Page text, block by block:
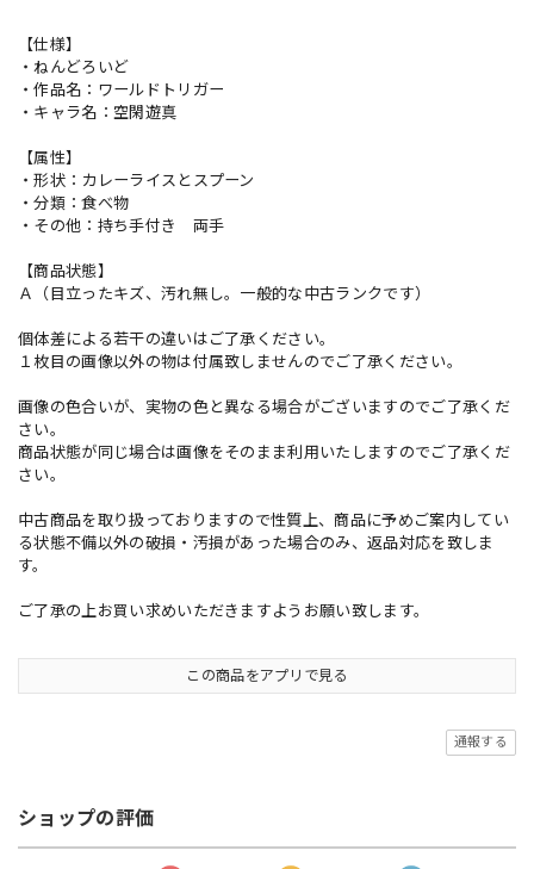
【仕様】
・ねんどろいど
・作品名：ワールドトリガー
・キャラ名：空閑遊真
【属性】
・形状：カレーライスとスプーン
・分類：食べ物
・その他：持ち手付き 両手
【商品状態】
Ａ（目立ったキズ、汚れ無し。一般的な中古ランクです）
個体差による若干の違いはご了承ください。
１枚目の画像以外の物は付属致しませんのでご了承ください。
画像の色合いが、実物の色と異なる場合がございますのでご了承くだ
さい。
商品状態が同じ場合は画像をそのまま利用いたしますのでご了承くだ
さい。
中古商品を取り扱っておりますので性質上、商品に予めご案内してい
る状態不備以外の破損・汚損があった場合のみ、返品対応を致しま
す。
ご了承の上お買い求めいただきますようお願い致します。
この商品をアプリで見る
通報する
ショップの評価